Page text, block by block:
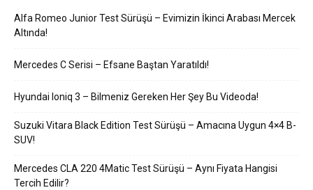
Alfa Romeo Junior Test Sürüşü – Evimizin İkinci Arabası Mercek
Altında!
Mercedes C Serisi – Efsane Baştan Yaratıldı!
Hyundai Ioniq 3 – Bilmeniz Gereken Her Şey Bu Videoda!
Suzuki Vitara Black Edition Test Sürüşü – Amacına Uygun 4×4 B-
SUV!
Mercedes CLA 220 4Matic Test Sürüşü – Aynı Fiyata Hangisi
Tercih Edilir?